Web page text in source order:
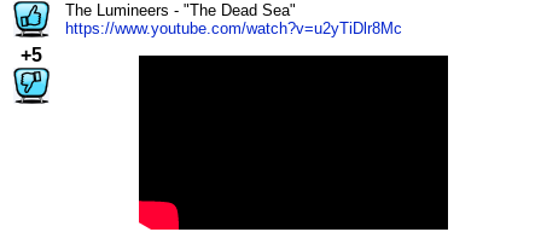
+5
The Lumineers - "The Dead Sea"
https://www.youtube.com/watch?v=u2yTiDlr8Mc